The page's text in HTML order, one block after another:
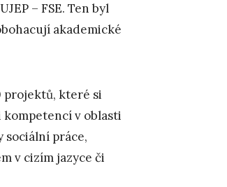
– FSE. Ten byl
akademické
projektů, které si
v oblasti
sociální práce,
v cizím jazyce či